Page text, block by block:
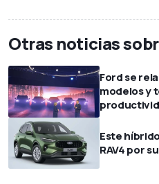
Otras noticias
Ford se
modelos y
Este
RAV4 por